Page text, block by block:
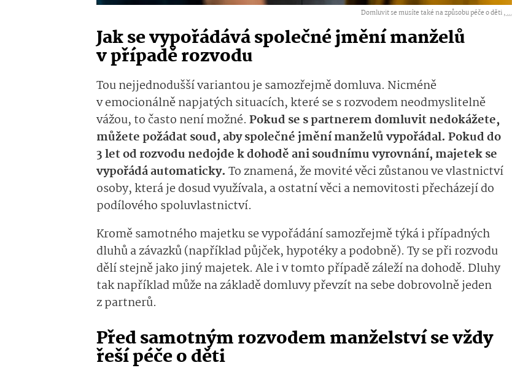
Domluvit se musíte také na způsobu péče o děti ,...
Jak se vypořádává společné jmění manželů
v případě rozvodu
Tou nejjednodušší variantou je samozřejmě domluva. Nicméně
v emocionálně napjatých situacích, které se s rozvodem neodmyslitelně
vážou, to často není možné. Pokud se s partnerem domluvit nedokážete,
můžete požádat soud, aby společné jmění manželů vypořádal. Pokud do
3 let od rozvodu nedojde k dohodě ani soudnímu vyrovnání, majetek se
vypořádá automaticky. To znamená, že movité věci zůstanou ve vlastnictví
osoby, která je dosud využívala, a ostatní věci a nemovitosti přecházejí do
podílového spoluvlastnictví.
Kromě samotného majetku se vypořádání samozřejmě týká i případných
dluhů a závazků (například půjček, hypotéky a podobně). Ty se při rozvodu
dělí stejně jako jiný majetek. Ale i v tomto případě záleží na dohodě. Dluhy
tak například může na základě domluvy převzít na sebe dobrovolně jeden
z partnerů.
Před samotným rozvodem manželství se vždy
řeší péče o děti